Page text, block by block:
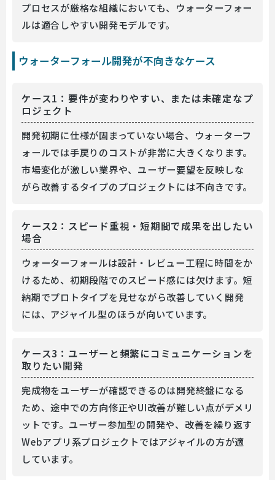
プロセスが厳格な組織においても、ウォーターフォー
ルは適合しやすい開発モデルです。
ウォーターフォール開発が不向きなケース
ケース1：要件が変わりやすい、または未確定なプ
ロジェクト
開発初期に仕様が固まっていない場合、ウォーターフ
ォールでは手戻りのコストが非常に大きくなります。
市場変化が激しい業界や、ユーザー要望を反映しな
がら改善するタイプのプロジェクトには不向きです。
ケース2：スピード重視・短期間で成果を出したい
場合
ウォーターフォールは設計・レビュー工程に時間をか
けるため、初期段階でのスピード感には欠けます。短
納期でプロトタイプを見せながら改善していく開発
には、アジャイル型のほうが向いています。
ケース3：ユーザーと頻繁にコミュニケーションを
取りたい開発
完成物をユーザーが確認できるのは開発終盤になる
ため、途中での方向修正やUI改善が難しい点がデメリ
ットです。ユーザー参加型の開発や、改善を繰り返す
Webアプリ系プロジェクトではアジャイルの方が適
しています。